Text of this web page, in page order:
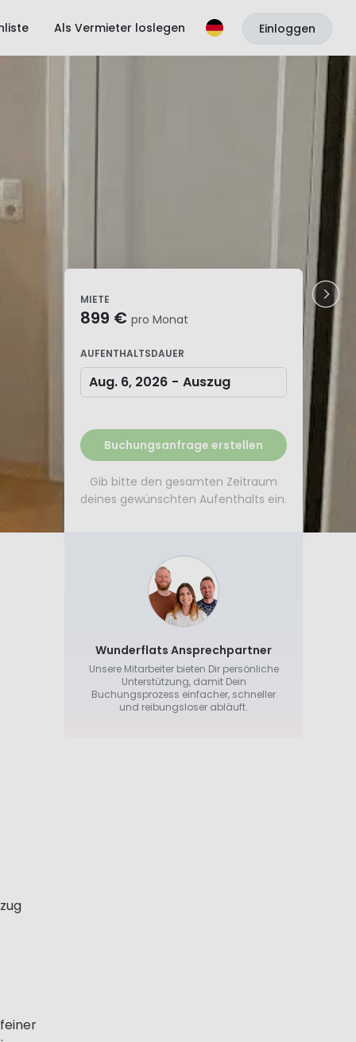
Als Vermieter loslegen Einloggen
MIETE
899 € pro Monat
AUFENTHALTSDAUER
Aug. 6, 2026 - Auszug
Buchungsanfrage erstellen
Gib bitte den gesamten Zeitraum
deines gewünschten Aufenthalts ein.
Wunderflats Ansprechpartner
Unsere Mitarbeiter bieten Dir persönliche
Unterstützung, damit Dein
Buchungsprozess einfacher, schneller
und reibungsloser abläuft.